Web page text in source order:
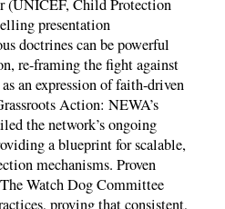
(UNICEF, Child Protection
presentation
doctrines can be powerful
re-framing the fight against
an expression of faith-driven
Action: NEWA’s
the network’s ongoing
a blueprint for scalable,
mechanisms. Proven
Watch Dog Committee
proving that consistent,